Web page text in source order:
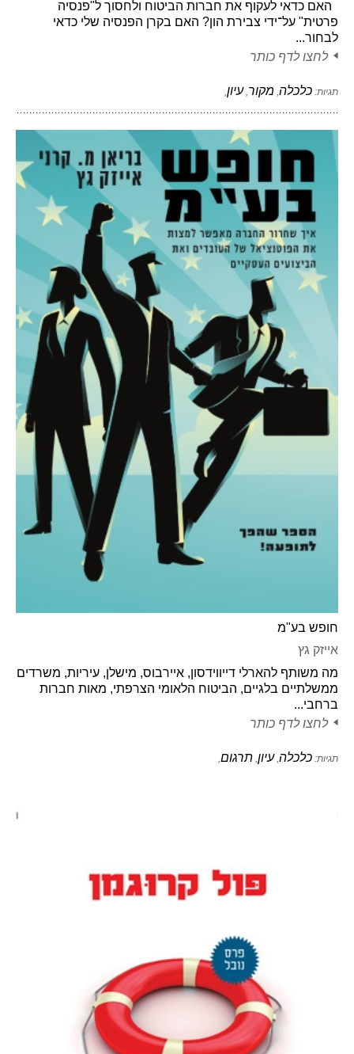
האם כדאי לעקוף את חברות הביטוח ולחסוך ל"פנסיה
פרטית" על־ידי צבירת הון? האם בקרן הפנסיה שלי כדאי
לבחור...
לחצו לדף כותר
תגיות: כלכלה, מקור,עיון,
חופש בע"מ
אייזק גץ
מה משותף להארלי דייווידסון, איירבוס, מישלן, עיריות, משרדים
ממשלתיים בלגיים, הביטוח הלאומי הצרפתי, מאות חברות
ברחבי...
לחצו לדף כותר
תגיות: כלכלה ,עיון תרגום